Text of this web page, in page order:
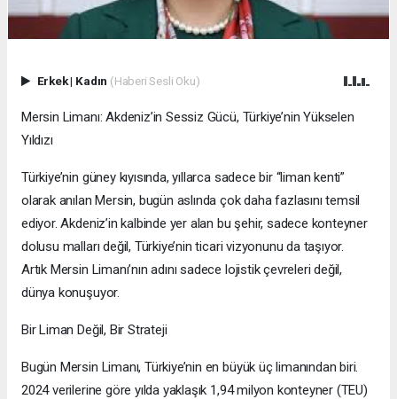
Erkek| Kadın (Haberi Sesli Oku)
Mersin Limanı: Akdeniz’in Sessiz Gücü, Türkiye’nin Yükselen
Yıldızı
Türkiye’nin güney kıyısında, yıllarca sadece bir “liman kenti”
olarak anılan Mersin, bugün aslında çok daha fazlasını temsil
ediyor. Akdeniz’in kalbinde yer alan bu şehir, sadece konteyner
dolusu malları değil, Türkiye’nin ticari vizyonunu da taşıyor.
Artık Mersin Limanı’nın adını sadece lojistik çevreleri değil,
dünya konuşuyor.
Bir Liman Değil, Bir Strateji
Bugün Mersin Limanı, Türkiye’nin en büyük üç limanından biri.
2024 verilerine göre yılda yaklaşık 1,94 milyon konteyner (TEU)